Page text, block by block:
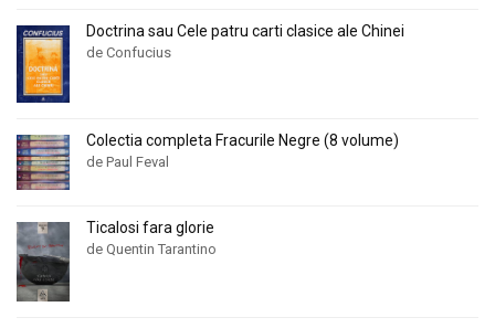
Doctrina sau Cele patru carti clasice ale Chinei
de Confucius
Colectia completa Fracurile Negre (8 volume)
de Paul Feval
Ticalosi fara glorie
de Quentin Tarantino